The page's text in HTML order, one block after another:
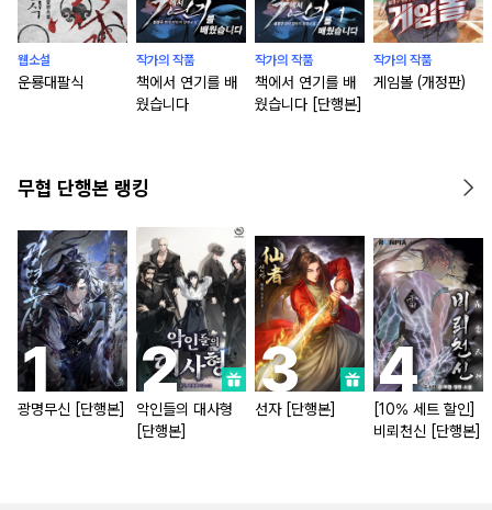
웹소설
운룡대팔식
작가의 작품
책에서 연기를 배
웠습니다
작가의 작품
책에서 연기를 배
웠습니다 [단행본]
작가의 작품
게임볼 (개정판)
무협 단행본 랭킹
광명무신 [단행본]
악인들의 대사형
[단행본]
선자 [단행본]
[10% 세트 할인]
비뢰천신 [단행본]